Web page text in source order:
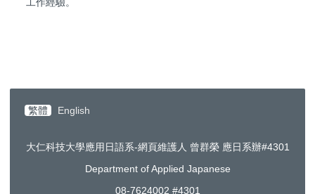
繁體 English
大仁科技大學應用日語系-網頁維護人 曾群榮 應日系辦#4301
Department of Applied Japanese
08-7624002 #4301